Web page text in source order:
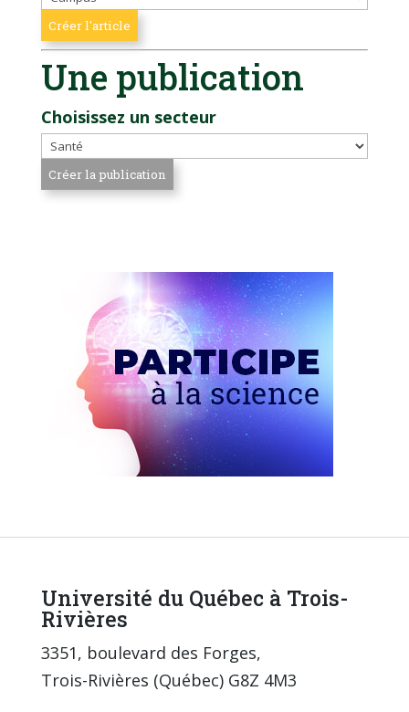
Une publication
Choisissez un secteur
Université du Québec à Trois-
Rivières
3351, boulevard des Forges,
Trois-Rivières (Québec) G8Z 4M3